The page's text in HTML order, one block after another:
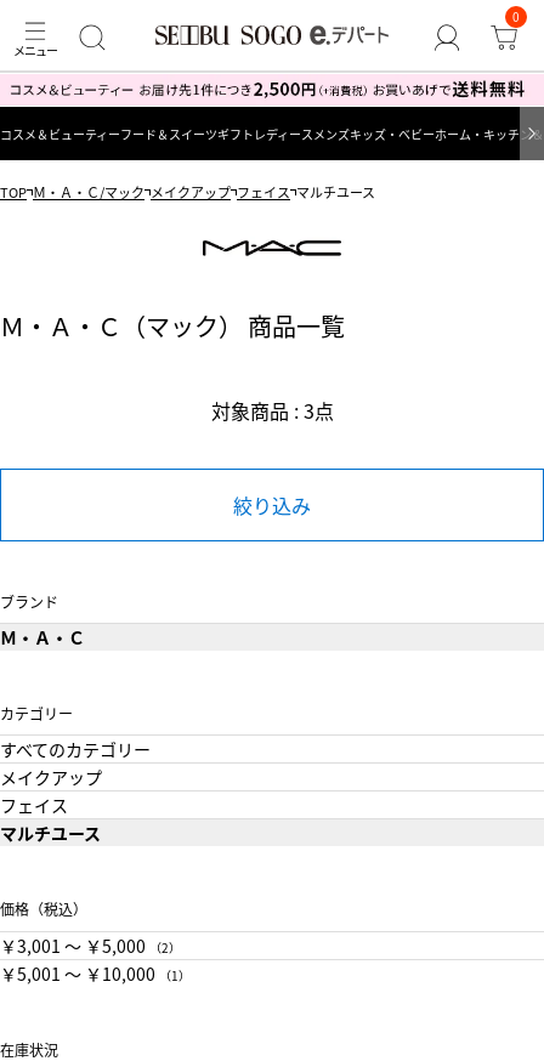
0
コスメ＆ビューティーフード＆スイーツギフト レディース メンズキッズ・ベビーホーム・キッチン
TOP Ｍ・Ａ・Ｃ/マック メイクアップ フェイス マルチユース
Ｍ・Ａ・Ｃ（マック） 商品一覧
対象商品 : 3点
絞り込み
ブランド
Ｍ・Ａ・Ｃ
カテゴリー
すべてのカテゴリー
メイクアップ
フェイス
マルチユース
価格（税込）
￥3,001 〜 ￥5,000 （2）
￥5,001 〜 ￥10,000 （1）
在庫状況